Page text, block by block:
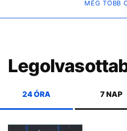
MÉG TÖBB
24 ÓRA 7 NAP